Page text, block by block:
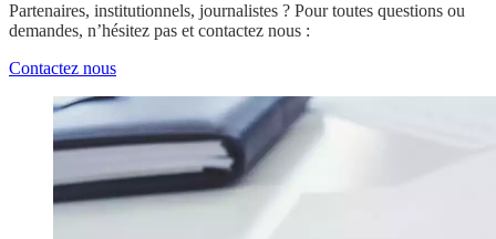
Partenaires, institutionnels, journalistes ? Pour toutes questions ou
demandes, n’hésitez pas et contactez nous :
Contactez nous